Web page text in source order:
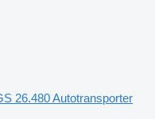
26.480 Autotransporter